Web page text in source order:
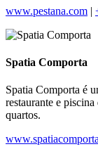
www.pestana.com |
Spatia Comporta
Spatia Comporta é
restaurante e
quartos.